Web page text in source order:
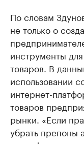
По словам
не только о
инструменты
товаров. В
использовании
интернет-
товаров
рынки. «Если
убрать препоны